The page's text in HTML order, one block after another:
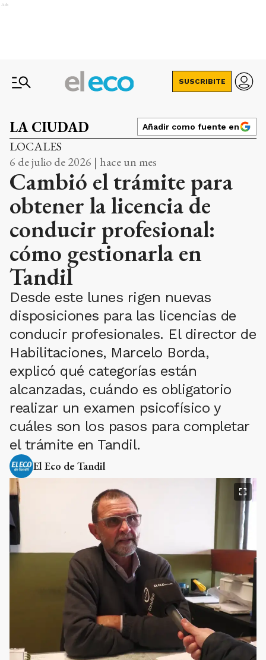
Ads
SUSCRIBITE
LA CIUDAD Añadir como fuente en
LOCALES
6 de julio de 2026 | hace un mes
Cambió el trámite para
obtener la licencia de
conducir profesional:
cómo gestionarla en
Tandil
Desde este lunes rigen nuevas
disposiciones para las licencias de
conducir profesionales. El director de
Habilitaciones, Marcelo Borda,
explicó qué categorías están
alcanzadas, cuándo es obligatorio
realizar un examen psicofísico y
cuáles son los pasos para completar
el trámite en Tandil.
El Eco de Tandil